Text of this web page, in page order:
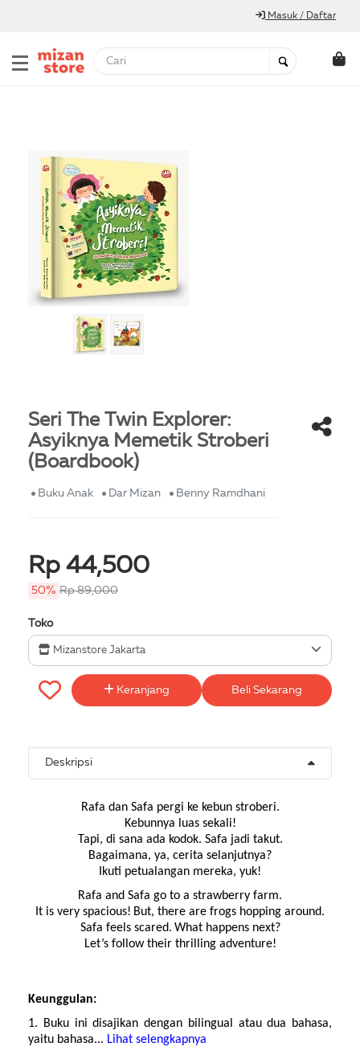
Masuk / Daftar
Seri The Twin Explorer:
Asyiknya Memetik Stroberi
(Boardbook)
Buku Anak Dar Mizan Benny Ramdhani
Rp 44,500
50% Rp 89,000
Toko
Mizanstore Jakarta
Keranjang Beli Sekarang
Deskripsi
Rafa dan Safa pergi ke kebun stroberi.
Kebunnya luas sekali!
Tapi, di sana ada kodok. Safa jadi takut.
Bagaimana, ya, cerita selanjutnya?
Ikuti petualangan mereka, yuk!
Rafa and Safa go to a strawberry farm.
It is very spacious! But, there are frogs hopping around.
Safa feels scared. What happens next?
Let’s follow their thrilling adventure!
Keunggulan:
1. Buku ini disajikan dengan bilingual atau dua bahasa,
yaitu bahasa... Lihat selengkapnya